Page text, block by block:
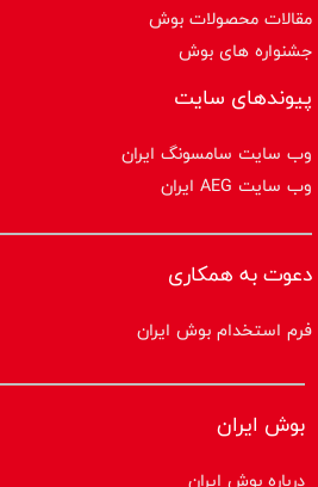
مقالات محصولات بوش
جشنواره های بوش
پیوندهای سایت
وب سایت سامسونگ ایران
وب سایت AEG ایران
دعوت به همکاری
فرم استخدام بوش ایران
بوش ایران
درباره بوش ایران